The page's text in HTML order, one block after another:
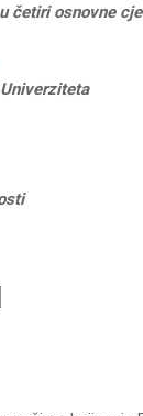
četiri osnovne